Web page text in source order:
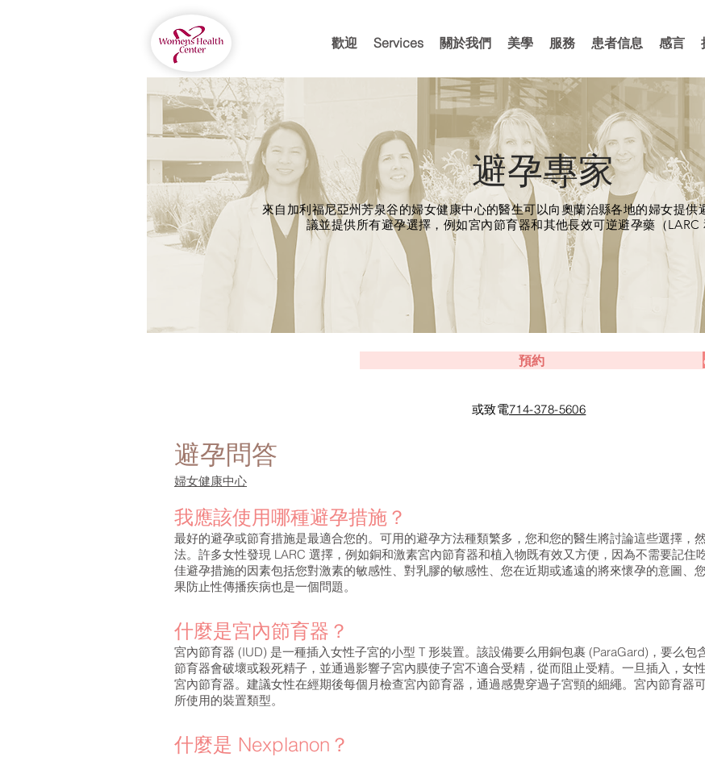
歡迎 Services 關於我們 美學 服務 患者信息 感言
避孕專家
來自加利福尼亞州芳泉谷的婦女健康中心的醫生可以向奧蘭治縣各地的婦女提供
議並提供所有避孕選擇，例如宮內節育器和其他長效可逆避孕藥（LARC
預約
或致電714-378-5606
避孕問答
婦女健康中心
我應該使用哪種避孕措施？
最好的避孕或節育措施是最適合您的。可用的避孕方法種類繁多，您和您的醫生將討論這些選擇，
法。許多女性發現 LARC 選擇，例如銅和激素宮內節育器和植入物既有效又方便，因為不需要記住
佳避孕措施的因素包括您對激素的敏感性、對乳膠的敏感性、您在近期或遙遠的將來懷孕的意圖、
果防止性傳播疾病也是一個問題。
什麼是宮內節育器？
宮內節育器 (IUD) 是一種插入女性子宮的小型 T 形裝置。該設備要么用銅包裹 (ParaGard)，要么包
節育器會破壞或殺死精子，並通過影響子宮內膜使子宮不適合受精，從而阻止受精。一旦插入，女
宮內節育器。建議女性在經期後每個月檢查宮內節育器，通過感覺穿過子宮頸的細繩。宮內節育器
所使用的裝置類型。
什麼是 Nexplanon？